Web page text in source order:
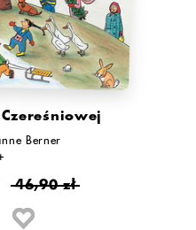
Berner
46,90 zł